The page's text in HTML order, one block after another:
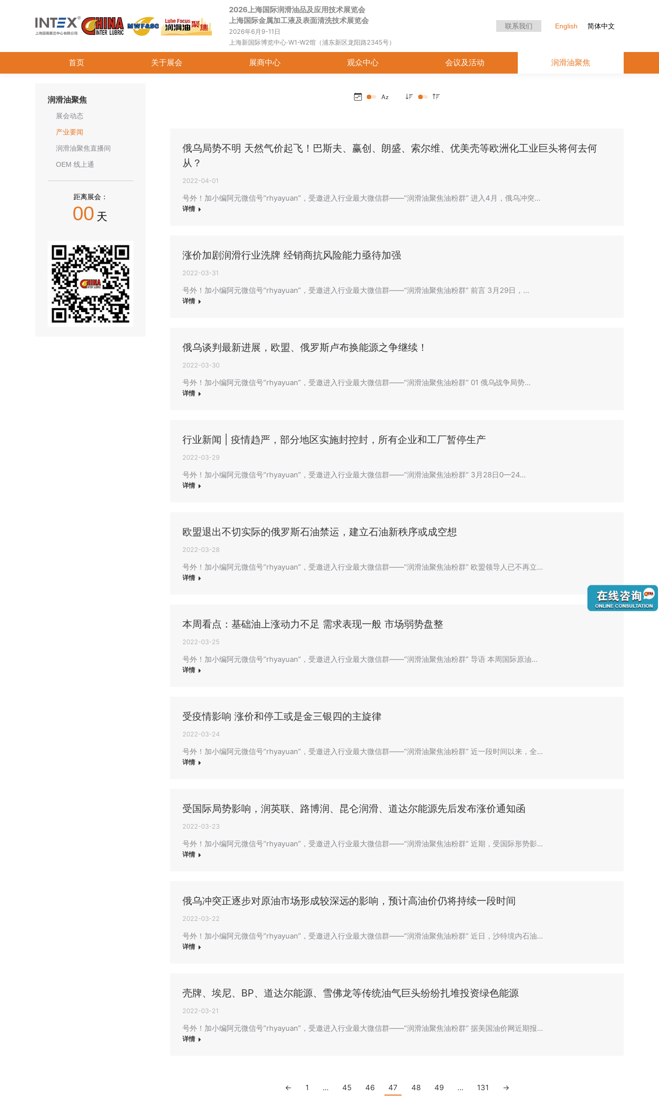
2026上海国际润滑油品及应用技术展览会
上海国际金属加工液及表面清洗技术展览会
2026年6月9-11日
上海新国际博览中心·W1-W2馆（浦东新区龙阳路2345号）
联系我们 English 简体中文
首页 关于展会 展商中心 观众中心 会议及活动 润滑油聚焦
俄乌局势不明 天然气价起飞！巴斯夫、赢创、朗盛、索尔维、优美壳等欧洲化工业巨头将何去何
从？
2022-04-01
号外！加小编阿元微信号“rhyayuan”，受邀进入行业最大微信群——“润滑油聚焦油粉群” 进入4月，俄乌冲突…
详情
涨价加剧润滑行业洗牌 经销商抗风险能力亟待加强
2022-03-31
号外！加小编阿元微信号“rhyayuan”，受邀进入行业最大微信群——“润滑油聚焦油粉群” 前言 3月29日，…
详情
俄乌谈判最新进展，欧盟、俄罗斯卢布换能源之争继续！
2022-03-30
号外！加小编阿元微信号“rhyayuan”，受邀进入行业最大微信群——“润滑油聚焦油粉群” 01 俄乌战争局势…
详情
行业新闻 | 疫情趋严，部分地区实施封控封，所有企业和工厂暂停生产
2022-03-29
号外！加小编阿元微信号“rhyayuan”，受邀进入行业最大微信群——“润滑油聚焦油粉群” 3月28日0—24…
详情
欧盟退出不切实际的俄罗斯石油禁运，建立石油新秩序或成空想
2022-03-28
号外！加小编阿元微信号“rhyayuan”，受邀进入行业最大微信群——“润滑油聚焦油粉群” 欧盟领导人已不再立…
详情
本周看点：基础油上涨动力不足 需求表现一般 市场弱势盘整
2022-03-25
号外！加小编阿元微信号“rhyayuan”，受邀进入行业最大微信群——“润滑油聚焦油粉群” 导语 本周国际原油…
详情
受疫情影响 涨价和停工或是金三银四的主旋律
2022-03-24
号外！加小编阿元微信号“rhyayuan”，受邀进入行业最大微信群——“润滑油聚焦油粉群” 近一段时间以来，全…
详情
受国际局势影响，润英联、路博润、昆仑润滑、道达尔能源先后发布涨价通知函
2022-03-23
号外！加小编阿元微信号“rhyayuan”，受邀进入行业最大微信群——“润滑油聚焦油粉群” 近期，受国际形势影…
详情
俄乌冲突正逐步对原油市场形成较深远的影响，预计高油价仍将持续一段时间
2022-03-22
号外！加小编阿元微信号“rhyayuan”，受邀进入行业最大微信群——“润滑油聚焦油粉群” 近日，沙特境内石油…
详情
壳牌、埃尼、BP、道达尔能源、雪佛龙等传统油气巨头纷纷扎堆投资绿色能源
2022-03-21
号外！加小编阿元微信号“rhyayuan”，受邀进入行业最大微信群——“润滑油聚焦油粉群” 据美国油价网近期报…
详情
← 1 … 45 46 47 48 49 … 131 →
润滑油聚焦
展会动态
产业要闻
润滑油聚焦直播间
OEM 线上通
距离展会：
00 天
首页 关于展会 展商中心